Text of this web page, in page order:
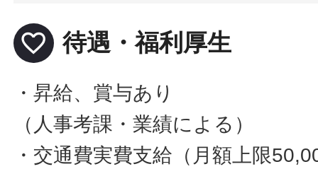
favorite_border 待遇・福利厚生
・昇給、賞与あり
（人事考課・業績による）
・交通費実費支給（月額上限